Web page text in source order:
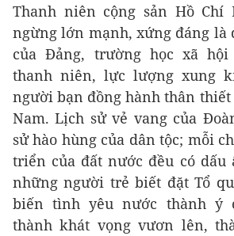
Thanh niên cộng sản Hồ Chí
ngừng lớn mạnh, xứng đáng là
của Đảng, trường học xã
thanh niên, lực lượng xung
người bạn đồng hành thân
Nam. Lịch sử vẻ vang của
sử hào hùng của dân tộc; mỗi
triển của đất nước đều có dấu
những người trẻ biết đặt Tổ
biến tình yêu nước thành ý
thành khát vọng vươn lên,